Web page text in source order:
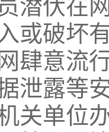
潜伏在
或破坏
肆意流
泄露等
关单位